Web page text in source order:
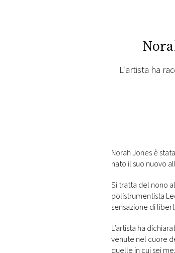
PLAYLIST
NEWS
EVENTI
VIDEO
PRINCIPATO
L'artista ha
Norah Jones è
nato il suo nuovo
Si tratta del nono
polistrumentista
sensazione di
L’artista ha
venute nel cuore
quelle in cui sei